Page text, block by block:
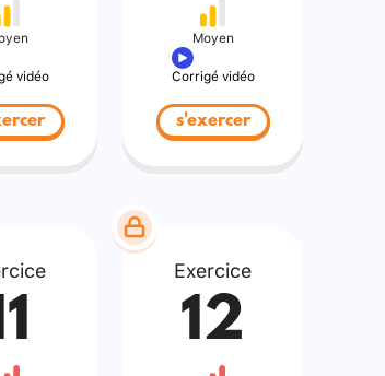
vidéo
Moyen
Corrigé vidéo
s'exercer
Exercice
12